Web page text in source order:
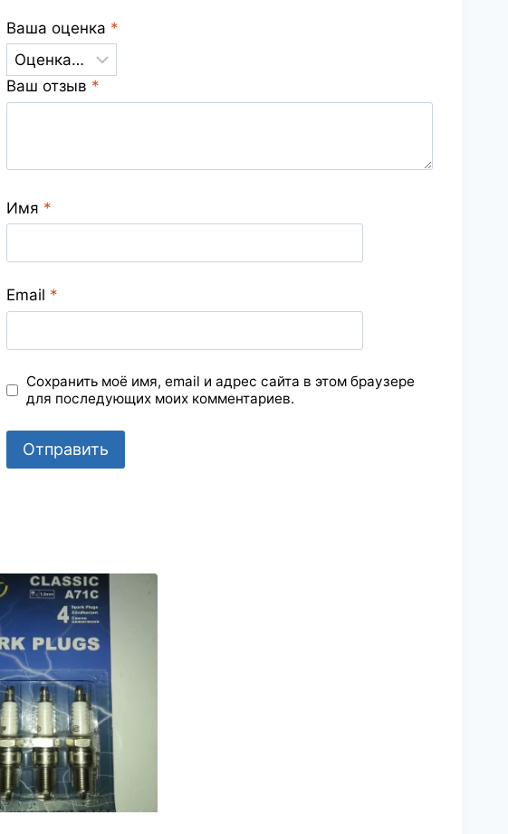
Ваша оценка *
Ваш отзыв *
Имя *
Email *
Сохранить моё имя, email и адрес сайта в этом браузере
для последующих моих комментариев.